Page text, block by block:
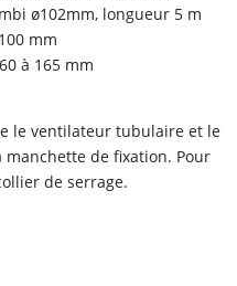
ø102mm, longueur 5 m
mm
à 165 mm
le ventilateur tubulaire et le
de fixation. Pour
de serrage.